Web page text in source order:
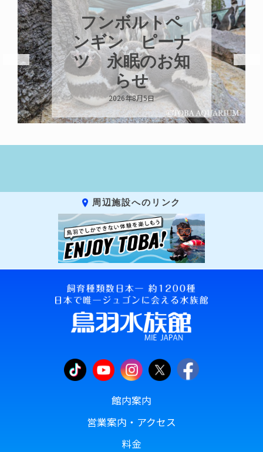
フンボルトペ
ンギン ピーナ
ツ 永眠のお知
らせ
2026年8月5日
周辺施設へのリンク
館内案内
営業案内・アクセス
料金